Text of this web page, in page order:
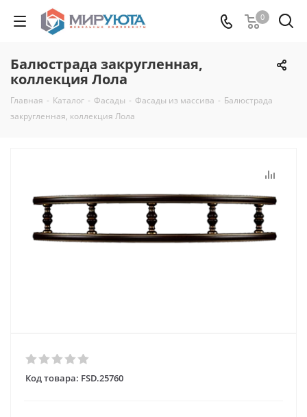
0
Балюстрада закругленная,
коллекция Лола
Главная - Каталог - Фасады - Фасады из массива - Балюстрада
закругленная, коллекция Лола
Код товара: FSD.25760